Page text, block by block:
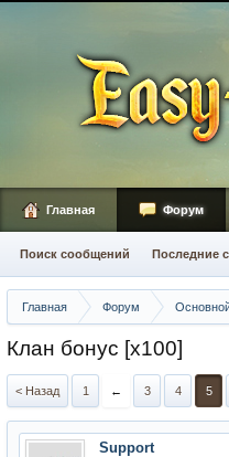
Главная Форум
Клан бонус [x100]
< Назад 1 ← 3 4 5
Support
Главная Форум
Поиск сообщений Последние